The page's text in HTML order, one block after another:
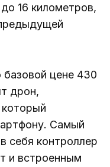
16 километров,
цене 430
дрон,
который
Самый
себя контроллер
и встроенным